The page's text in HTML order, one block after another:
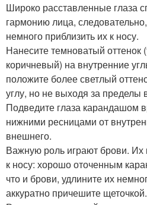
Широко расставленные глаза
гармонию лица,
немного приблизить их к носу.
Нанесите темноватый
коричневый) на внутренние
положите более светлый
углу, но не выходя за пределы
Подведите глаза карандашом
нижними ресницами от
внешнего.
Важную роль играют брови. Их
к носу: хорошо оточенным
что и брови, удлините их
аккуратно причешите щеточкой.